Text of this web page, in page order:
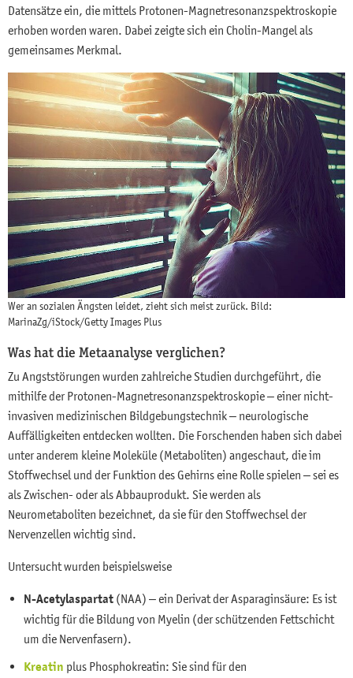
Datensätze ein, die mittels Protonen-Magnetresonanzspektroskopie
erhoben worden waren. Dabei zeigte sich ein Cholin-Mangel als
gemeinsames Merkmal.
Wer an sozialen Ängsten leidet, zieht sich meist zurück. Bild:
MarinaZg/iStock/Getty Images Plus
Was hat die Metaanalyse verglichen?
Zu Angststörungen wurden zahlreiche Studien durchgeführt, die
mithilfe der Protonen-Magnetresonanzspektroskopie – einer nicht-
invasiven medizinischen Bildgebungstechnik – neurologische
Auffälligkeiten entdecken wollten. Die Forschenden haben sich dabei
unter anderem kleine Moleküle (Metaboliten) angeschaut, die im
Stoffwechsel und der Funktion des Gehirns eine Rolle spielen – sei es
als Zwischen- oder als Abbauprodukt. Sie werden als
Neurometaboliten bezeichnet, da sie für den Stoffwechsel der
Nervenzellen wichtig sind.
Untersucht wurden beispielsweise
N-Acetylaspartat (NAA) – ein Derivat der Asparaginsäure: Es ist
wichtig für die Bildung von Myelin (der schützenden Fettschicht
um die Nervenfasern).
Kreatin plus Phosphokreatin: Sie sind für den